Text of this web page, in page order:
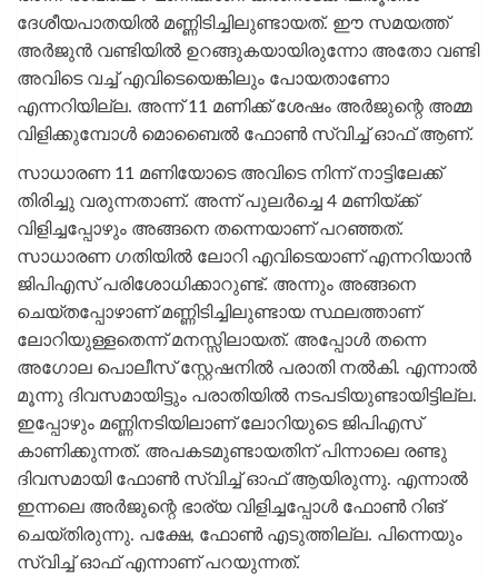
ദേശീയപാതയിൽ മണ്ണിടിച്ചിലുണ്ടായത്. ഈ സമയത്ത്
അർജുൻ വണ്ടിയിൽ ഉറങ്ങുകയായിരുന്നോ അതോ വണ്ടി
അവിടെ വച്ച് എവിടെയെങ്കിലും പോയതാണോ
എന്നറിയില്ല. അന്ന് 11 മണിക്ക് ശേഷം അർജുന്റെ അമ്മ
വിളിക്കുമ്പോൾ മൊബൈൽ ഫോൺ സ്വിച്ച് ഓഫ് ആണ്.
സാധാരണ 11 മണിയോടെ അവിടെ നിന്ന് നാട്ടിലേക്ക്
തിരിച്ചു വരുന്നതാണ്. അന്ന് പുലർച്ചെ 4 മണിയ്ക്ക്
വിളിച്ചപ്പോഴും അങ്ങനെ തന്നെയാണ് പറഞ്ഞത്.
സാധാരണ ഗതിയിൽ ലോറി എവിടെയാണ് എന്നറിയാൻ
ജിപിഎസ് പരിശോധിക്കാറുണ്ട്. അന്നും അങ്ങനെ
ചെയ്തപ്പോഴാണ് മണ്ണിടിച്ചിലുണ്ടായ സ്ഥലത്താണ്
ലോറിയുള്ളതെന്ന് മനസ്സിലായത്. അപ്പോൾ തന്നെ
അഗോല പൊലീസ് സ്റ്റേഷനിൽ പരാതി നൽകി. എന്നാൽ
മൂന്നു ദിവസമായിട്ടും പരാതിയിൽ നടപടിയുണ്ടായിട്ടില്ല.
ഇപ്പോഴും മണ്ണിനടിയിലാണ് ലോറിയുടെ ജിപിഎസ്
കാണിക്കുന്നത്. അപകടമുണ്ടായതിന് പിന്നാലെ രണ്ടു
ദിവസമായി ഫോൺ സ്വിച്ച് ഓഫ് ആയിരുന്നു. എന്നാൽ
ഇന്നലെ അർജുന്റെ ഭാര്യ വിളിച്ചപ്പോൾ ഫോൺ റിങ്
ചെയ്തിരുന്നു. പക്ഷേ, ഫോൺ എടുത്തില്ല. പിന്നെയും
സ്വിച്ച് ഓഫ് എന്നാണ് പറയുന്നത്.